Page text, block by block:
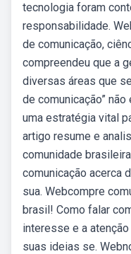
tecnologia foram
responsabilidade.
de comunicação,
compreendeu que a
diversas áreas que
de comunicação”
uma estratégia vital
artigo resume e
comunidade
comunicação acerca
sua. Webcompre
brasil! Como falar
interesse e a
suas ideias se.